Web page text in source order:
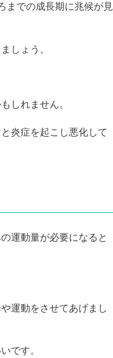
までの成長期に兆候が見
しょう。
しれません。
炎症を起こし悪化して
運動量が必要になると
運動をさせてあげまし
です。